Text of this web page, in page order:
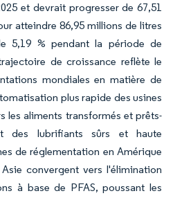
et devrait progresser de 67,51
atteindre 86,95 millions de litres
5,19 % pendant la période de
de croissance reflète le
mondiales en matière de
plus rapide des usines
les aliments transformés et prêts-
des lubrifiants sûrs et haute
de réglementation en Amérique
convergent vers l'élimination
à base de PFAS, poussant les